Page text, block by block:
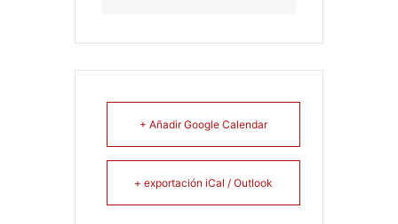
+ Añadir Google Calendar
+ exportación iCal / Outlook